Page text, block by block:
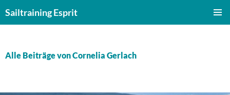
Inhalt
Sailtraining Esprit
Alle Beiträge von Cornelia Gerlach